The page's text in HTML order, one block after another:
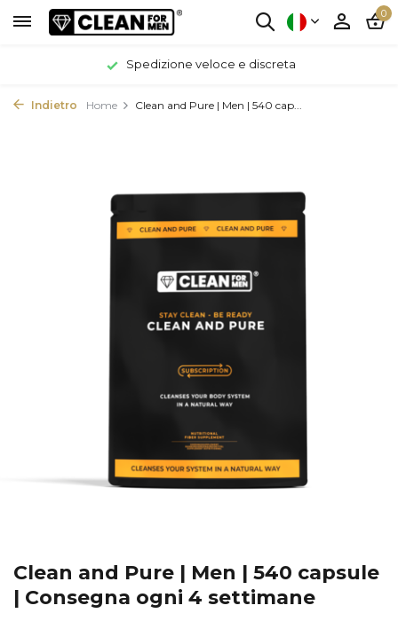
0
Spedizione veloce e discreta
Indietro Home Clean and Pure | Men | 540 cap...
Clean and Pure | Men | 540 capsule
| Consegna ogni 4 settimane